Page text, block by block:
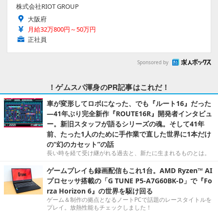
株式会社RIOT GROUP
大阪府
月給32万800円～50万円
正社員
Sponsored by
！ゲムスパ渾身のPR記事はこれだ！
車が変形してロボになった、でも『ルート16』だった
―41年ぶり完全新作『ROUTE16R』開発者インタビュ
ー。新旧スタッフが語るシリーズの魂。そして41年
前、たった1人のために手作業で直した世界に1本だけ
の“幻のカセット”の話
長い時を経て受け継がれる過去と、新たに生まれるものとは。
ゲームプレイも録画配信もこれ1台。AMD Ryzen™ AI
プロセッサ搭載の「G TUNE P5-A7G60BK-D」で『Fo
rza Horizon 6』の世界を駆け回る
ゲーム＆制作の拠点となるノートPCで話題のレースタイトルを
プレイ。放熱性能もチェックしました！